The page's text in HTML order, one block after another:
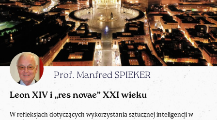
Prof. Manfred SPIEKER
Leon XIV i „res novae” XXI wieku
W refleksjach dotyczących wykorzystania sztucznej inteligencji w